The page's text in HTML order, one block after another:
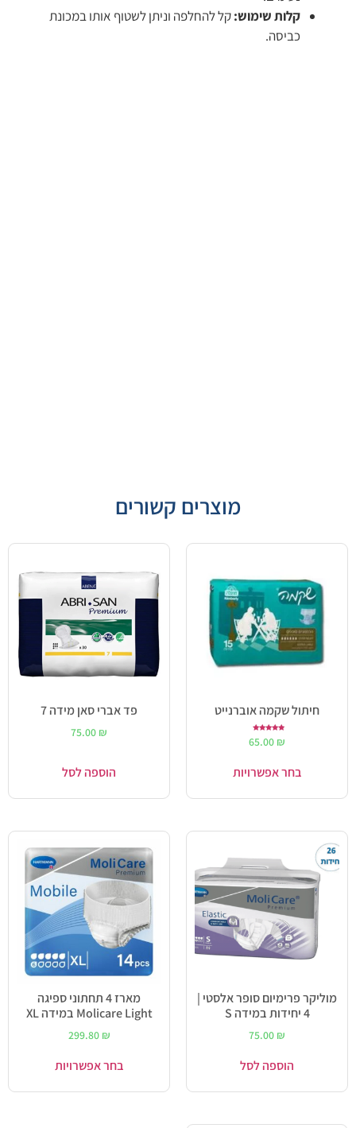
קלות שימוש:קל להחלפה וניתן לשטוף אותו במכונת
כביסה.
מוצרים קשורים
חיתול שקמה אוברנייט
5.00
65.00 ₪
בחר אפשרויות
פד אברי סאן מידה 7
75.00 ₪
הוספה לסל
מוליקר פרימיום סופר אלסטי |
4 יחידות במידה S
75.00 ₪
הוספה לסל
מארז 4 תחתוני ספיגה
Molicare Light במידה XL
299.80 ₪
בחר אפשרויות